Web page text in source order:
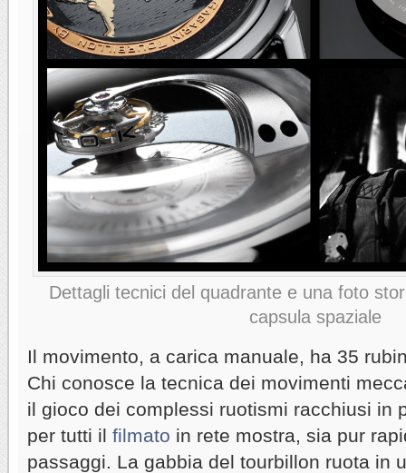
Dettagli tecnici del quadrante e una foto
capsula spaziale
Il movimento, a carica manuale, ha 35
Chi conosce la tecnica dei movimenti
il gioco dei complessi ruotismi racchiusi in
per tutti il filmato in rete mostra, sia pur
passaggi. La gabbia del tourbillon ruota in